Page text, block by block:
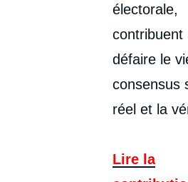
électorale,
contribuent
défaire le
consensus
réel et la
Lire la